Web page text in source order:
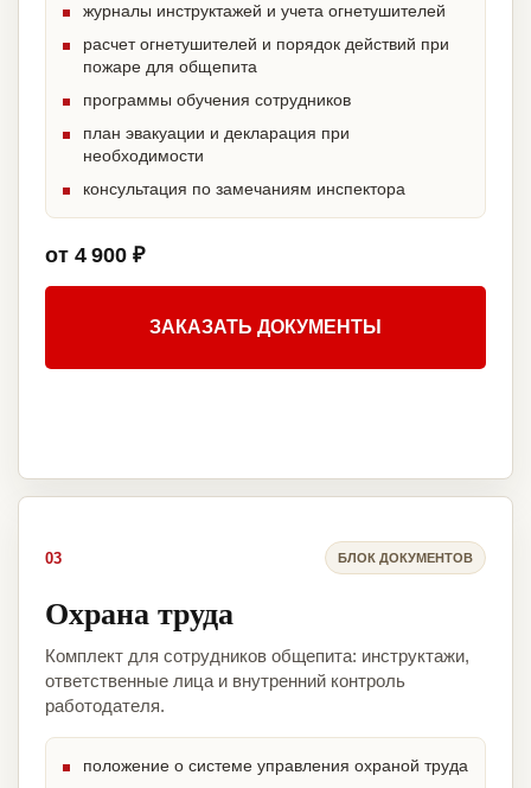
журналы инструктажей и учета огнетушителей
расчет огнетушителей и порядок действий при
пожаре для общепита
программы обучения сотрудников
план эвакуации и декларация при
необходимости
консультация по замечаниям инспектора
от 4 900 ₽
ЗАКАЗАТЬ ДОКУМЕНТЫ
03 БЛОК ДОКУМЕНТОВ
Охрана труда
Комплект для сотрудников общепита: инструктажи,
ответственные лица и внутренний контроль
работодателя.
положение о системе управления охраной труда